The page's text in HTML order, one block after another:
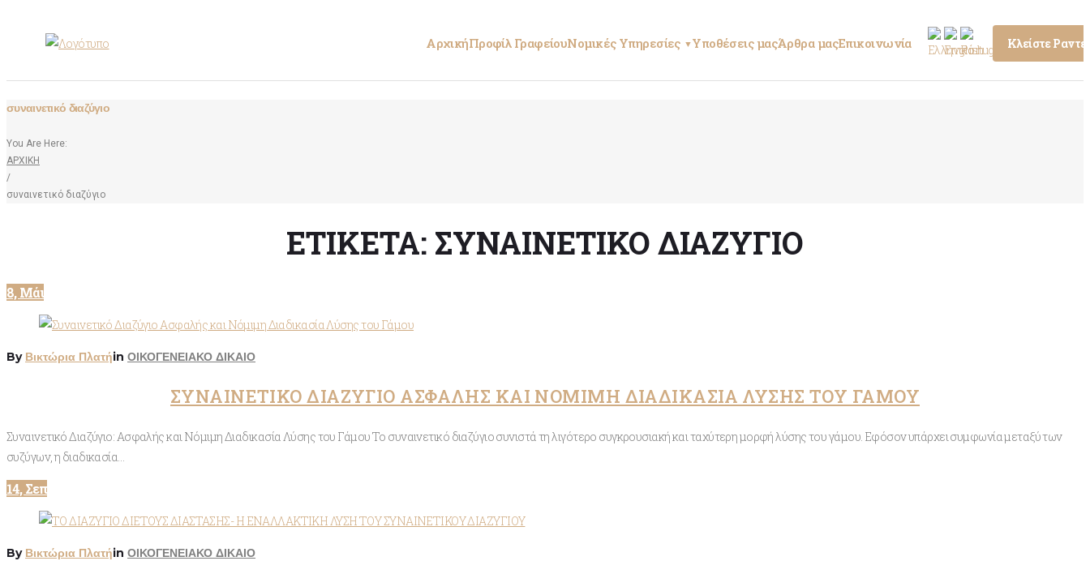
ΑρχικήΠροφίλ ΓραφείουΝομικές Υπηρεσίες ▼Υποθέσεις μαςΆρθρα μαςΕπικοινωνία Κλείστε
συναινετικό διαζύγιο
You Are Here:
ΑΡΧΙΚΗ
/
συναινετικό διαζύγιο
ΕΤΙΚΈΤΑ: ΣΥΝΑΙΝΕΤΙΚΌ ΔΙΑΖΎΓΙΟ
8, Μάι
By Βικτώρια Πλατήin ΟΙΚΟΓΕΝΕΙΑΚΟ ΔΙΚΑΙΟ
ΣΥΝΑΙΝΕΤΙΚΌ ΔΙΑΖΎΓΙΟ ΑΣΦΑΛΉΣ ΚΑΙ ΝΌΜΙΜΗ ΔΙΑΔΙΚΑΣΊΑ ΛΎΣΗΣ ΤΟΥ ΓΆΜΟΥ
Συναινετικό Διαζύγιο: Ασφαλής και Νόμιμη Διαδικασία Λύσης του Γάμου Το συναινετικό διαζύγιο συνιστά τη λιγότερο συγκρουσιακή και ταχύτερη μορφή λύσης του γάμου. Εφόσον υπάρχει συμφωνία μεταξύ των
συζύγων, η διαδικασία…
14, Σεπ
By Βικτώρια Πλατήin ΟΙΚΟΓΕΝΕΙΑΚΟ ΔΙΚΑΙΟ